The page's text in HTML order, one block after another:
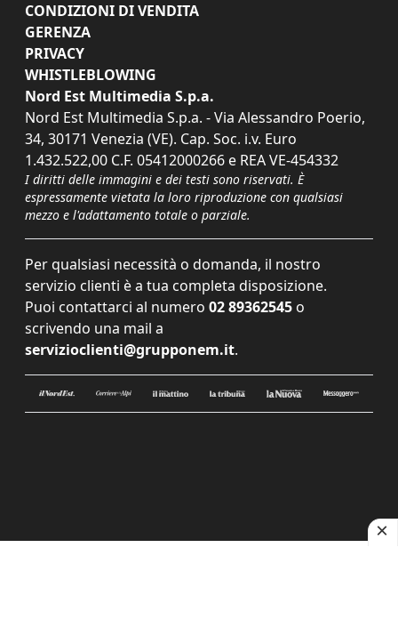
CONDIZIONI DI VENDITA
GERENZA
PRIVACY
WHISTLEBLOWING
Nord Est Multimedia S.p.a.
Nord Est Multimedia S.p.a. - Via Alessandro Poerio,
34, 30171 Venezia (VE). Cap. Soc. i.v. Euro
1.432.522,00 C.F. 05412000266 e REA VE-454332
I diritti delle immagini e dei testi sono riservati. È
espressamente vietata la loro riproduzione con qualsiasi
mezzo e l'adattamento totale o parziale.
Per qualsiasi necessità o domanda, il nostro
servizio clienti è a tua completa disposizione.
Puoi contattarci al numero 02 89362545 o
scrivendo una mail a
servizioclienti@grupponem.it.